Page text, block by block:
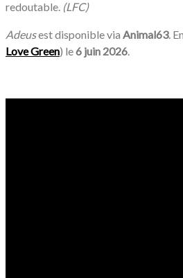
redoutable. (LFC)
Adeusest disponible via Animal63.
Love Green) le6 juin 2026